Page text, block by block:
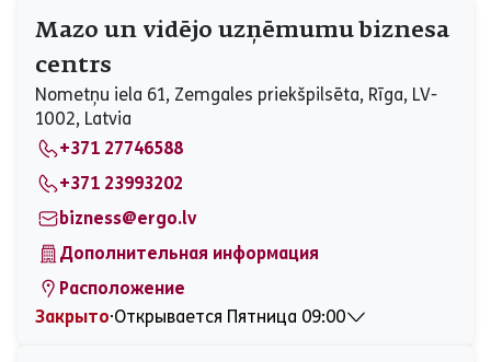
Вторник
09:00 - 17:00
Среда
09:00 - 17:00
Четверг
Пятница
09:00 - 17:00
Суббота
Воскресенье
Закрыто
Mazo un vidējo uzņēmumu biznesa
centrs
Nometņu iela 61, Zemgales priekšpilsēta, Rīga, LV-
1002, Latvia
+371 27746588
+371 23993202
bizness@ergo.lv
Дополнительная информация
Расположение
Закрыто⋅Открывается Пятница 09:00